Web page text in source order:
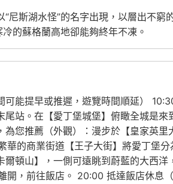
尼斯湖水怪”的名字出現，以層出不
的蘇格蘭高地卻能夠終年不凍。
能提早或推遲，遊覽時間順延）
站。在【愛丁堡城堡】俯瞰全城是
您推薦（外觀）：漫步於【皇家英
的商業街道【王子大街】將愛丁堡
頓山】，一側可遠眺到蔚藍的大西
，前往飯店。 20:00 抵達飯店休息